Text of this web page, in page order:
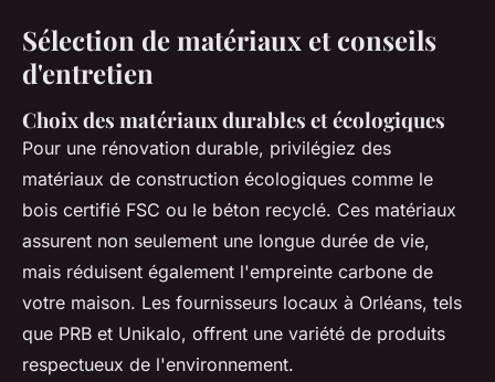
Sélection de matériaux et conseils
d'entretien
Choix des matériaux durables et écologiques
Pour une rénovation durable, privilégiez des
matériaux de construction écologiques comme le
bois certifié FSC ou le béton recyclé. Ces matériaux
assurent non seulement une longue durée de vie,
mais réduisent également l'empreinte carbone de
votre maison. Les fournisseurs locaux à Orléans, tels
que PRB et Unikalo, offrent une variété de produits
respectueux de l'environnement.